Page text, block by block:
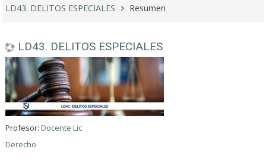
LD43. DELITOS ESPECIALES
Resumen
LD43. DELITOS ESPECIALES
Profesor:Docente Lic
Derecho